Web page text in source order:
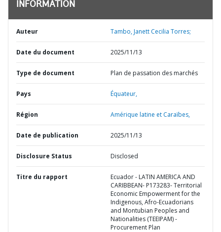
INFORMATION
Auteur Tambo, Janett Cecilia Torres;
Date du document 2025/11/13
Type de document Plan de passation des marchés
Pays Équateur,
Région Amérique latine et Caraïbes,
Date de publication 2025/11/13
Disclosure Status Disclosed
Titre du rapport
Ecuador - LATIN AMERICA AND
CARIBBEAN- P173283- Territorial
Economic Empowerment for the
Indigenous, Afro-Ecuadorians
and Montubian Peoples and
Nationalities (TEEIPAM) -
Procurement Plan